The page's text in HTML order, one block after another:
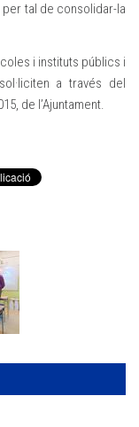
tal de consolidar-la
i instituts públics i
a través del
de l’Ajuntament.